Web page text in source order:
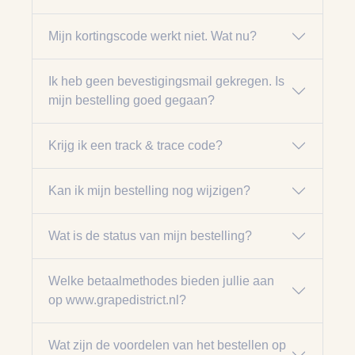
Mijn kortingscode werkt niet. Wat nu?
Ik heb geen bevestigingsmail gekregen. Is
mijn bestelling goed gegaan?
Krijg ik een track & trace code?
Kan ik mijn bestelling nog wijzigen?
Wat is de status van mijn bestelling?
Welke betaalmethodes bieden jullie aan
op www.grapedistrict.nl?
Wat zijn de voordelen van het bestellen op